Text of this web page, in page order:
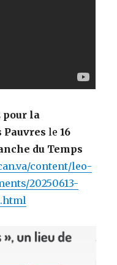
pour la
Pauvres le16
du Temps
content/leo-
20250613-